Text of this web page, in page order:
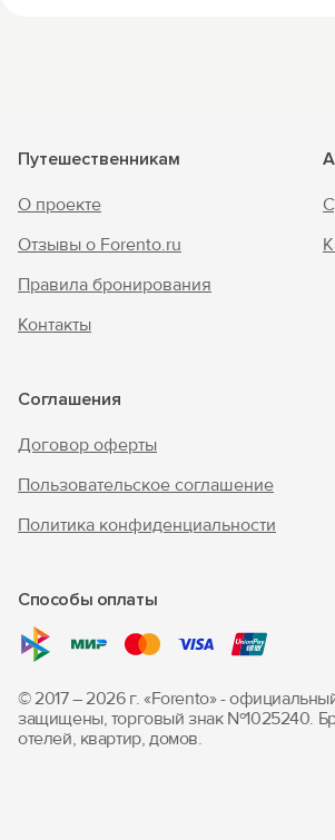
Путешественникам
О проекте
Отзывы о Forento.ru
Правила бронирования
Контакты
Соглашения
Договор оферты
Пользовательское соглашение
Политика конфиденциальности
Способы оплаты
© 2017 – 2026 г. «Forento» -
защищены, торговый знак Nº1025240.
отелей, квартир, домов.